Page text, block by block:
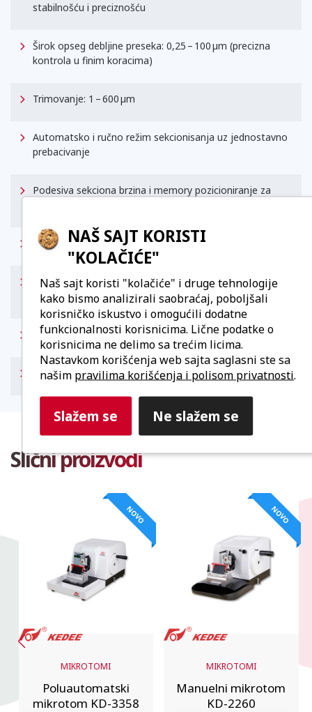
stabilnošću i preciznošću
Širok opseg debljine preseka: 0,25 – 100 µm (precizna
kontrola u finim koracima)
Trimovanje: 1 – 600 µm
Automatsko i ručno režim sekcionisanja uz jednostavno
prebacivanje
Podesiva sekciona brzina i memory pozicioniranje za
Maksimalna veličina uzorka: 70 × 70 mm
Horizontalni napredak: 28 mm i vertikalna hodna dužina:
70 mm
360° rotacija stezaljke i uzorka za lakše rukovanje
Preciznost greške: ±5 %
Slični proizvodi
NOVO
MIKROTOMI
Poluautomatski
mikrotom KD-3358
NOVO
MIKROTOMI
Manuelni mikrotom
KD-2260
NAŠ SAJT KORISTI
"KOLAČIĆE"
Naš sajt koristi "kolačiće" i druge tehnologije
kako bismo analizirali saobraćaj, poboljšali
korisničko iskustvo i omogućili dodatne
funkcionalnosti korisnicima. Lične podatke o
korisnicima ne delimo sa trećim licima.
Nastavkom korišćenja web sajta saglasni ste sa
našim pravilima korišćenja i polisom privatnosti.
Slažem se Ne slažem se